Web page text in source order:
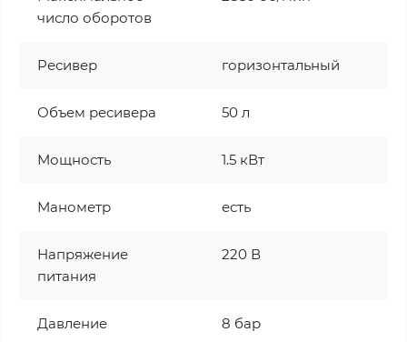
число оборотов
Ресивер горизонтальный
Объем ресивера 50 л
Мощность 1.5 кВт
Манометр есть
Напряжение
питания
220 В
Давление 8 бар